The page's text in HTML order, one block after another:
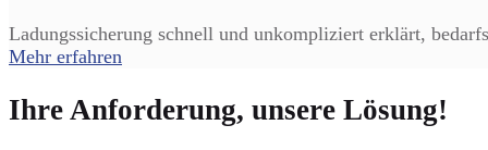
Ladungssicherung schnell und unkompliziert erklärt,
Mehr erfahren
Ihre Anforderung, unsere Lösung!